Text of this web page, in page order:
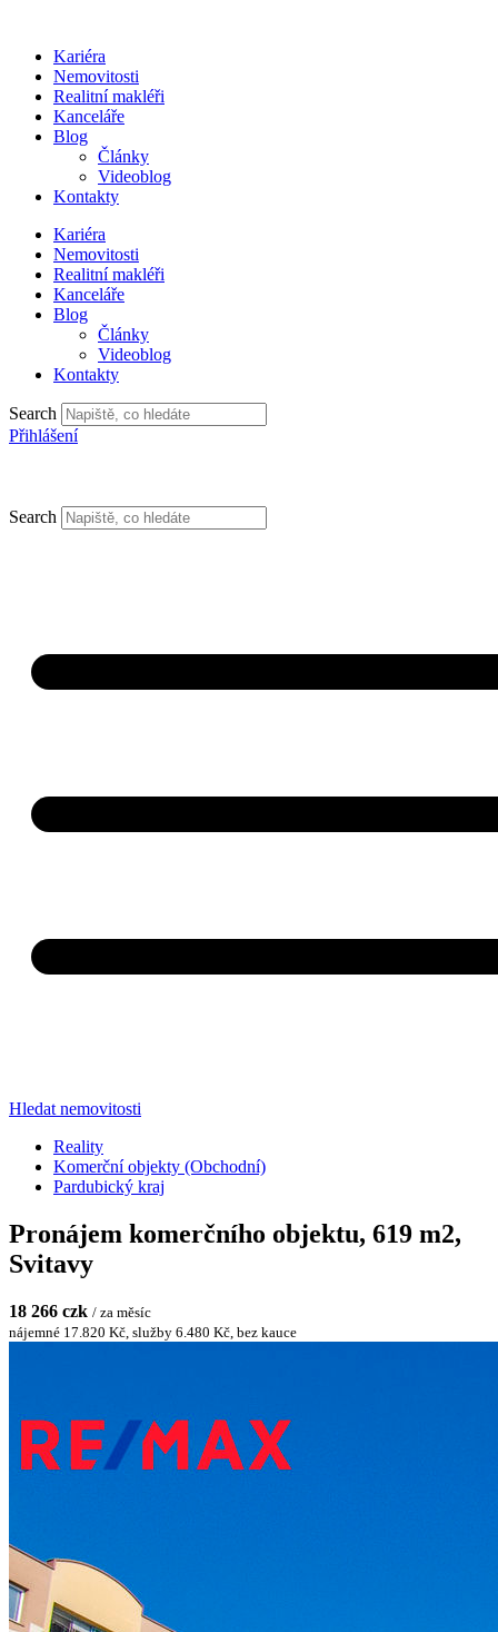
obsahuKariéra
Nemovitosti
Realitní makléři
Kanceláře
Blog
Články
Videoblog
Kontakty
Kariéra
Nemovitosti
Realitní makléři
Kanceláře
Blog
Články
Videoblog
Kontakty
Search
Přihlášení
Search
Hledat nemovitosti
Reality
Komerční objekty (Obchodní)
Pardubický kraj
Pronájem komerčního objektu, 619 m2,
Svitavy
18 266 czk / za měsíc
nájemné 17.820 Kč, služby 6.480 Kč, bez kauce